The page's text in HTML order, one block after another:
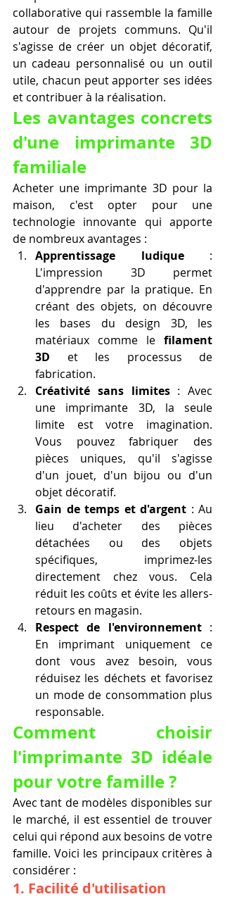
collaborative qui rassemble la famille
autour de projets communs. Qu'il
s'agisse de créer un objet décoratif,
un cadeau personnalisé ou un outil
utile, chacun peut apporter ses idées
et contribuer à la réalisation.
Les avantages concrets
d'une imprimante 3D
familiale
Acheter une imprimante 3D pour la
maison, c'est opter pour une
technologie innovante qui apporte
de nombreux avantages :
Apprentissage ludique :
L'impression 3D permet
d'apprendre par la pratique. En
créant des objets, on découvre
les bases du design 3D, les
matériaux comme le filament
3D et les processus de
fabrication.
Créativité sans limites : Avec
une imprimante 3D, la seule
limite est votre imagination.
Vous pouvez fabriquer des
pièces uniques, qu'il s'agisse
d'un jouet, d'un bijou ou d'un
objet décoratif.
Gain de temps et d'argent : Au
lieu d'acheter des pièces
détachées ou des objets
spécifiques, imprimez-les
directement chez vous. Cela
réduit les coûts et évite les allers-
retours en magasin.
Respect de l'environnement :
En imprimant uniquement ce
dont vous avez besoin, vous
réduisez les déchets et favorisez
un mode de consommation plus
responsable.
Comment choisir
l'imprimante 3D idéale
pour votre famille ?
Avec tant de modèles disponibles sur
le marché, il est essentiel de trouver
celui qui répond aux besoins de votre
famille. Voici les principaux critères à
considérer :
1. Facilité d'utilisation